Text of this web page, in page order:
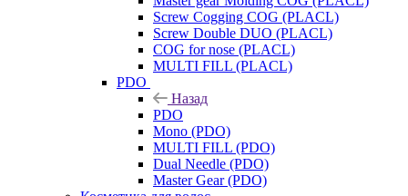
Screw Cogging COG (PLACL)
Screw Double DUO (PLACL)
COG for nose (PLACL)
MULTI FILL (PLACL)
PDO
Назад
PDO
Mono (PDO)
MULTI FILL (PDO)
Dual Needle (PDO)
Master Gear (PDO)